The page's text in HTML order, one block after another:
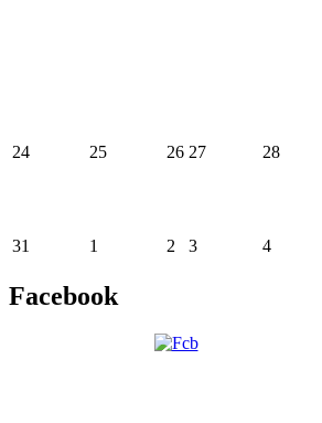
24 25 26 27 28
31 1 2 3 4
Facebook